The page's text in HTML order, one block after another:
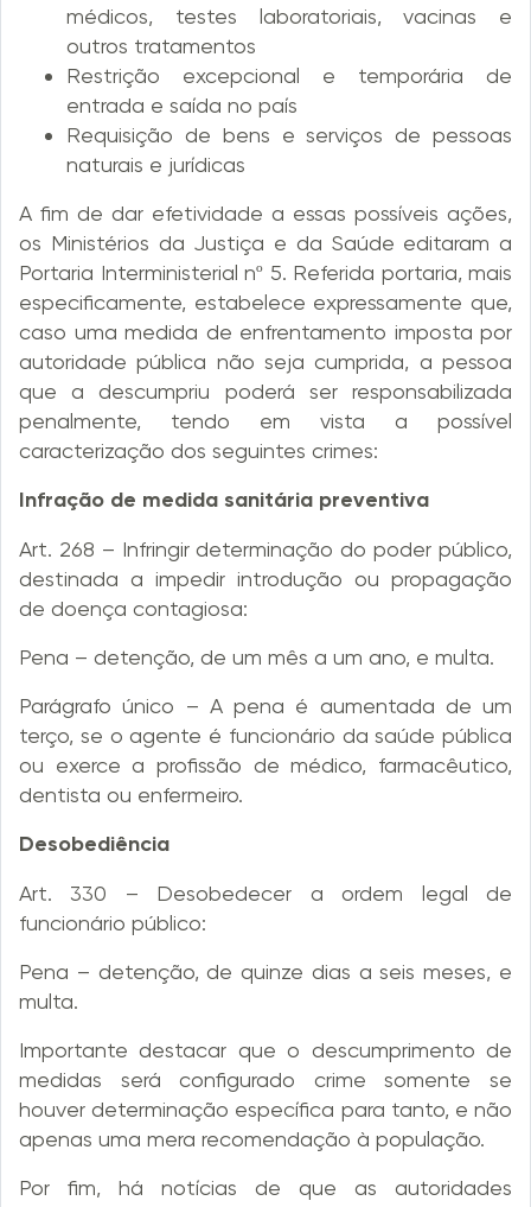
médicos, testes laboratoriais, vacinas e
outros tratamentos
Restrição excepcional e temporária de
entrada e saída no país
Requisição de bens e serviços de pessoas
naturais e jurídicas
A fim de dar efetividade a essas possíveis ações,
os Ministérios da Justiça e da Saúde editaram a
Portaria Interministerial nº 5. Referida portaria, mais
especificamente, estabelece expressamente que,
caso uma medida de enfrentamento imposta por
autoridade pública não seja cumprida, a pessoa
que a descumpriu poderá ser responsabilizada
penalmente, tendo em vista a possível
caracterização dos seguintes crimes:
Infração de medida sanitária preventiva
Art. 268 – Infringir determinação do poder público,
destinada a impedir introdução ou propagação
de doença contagiosa:
Pena – detenção, de um mês a um ano, e multa.
Parágrafo único – A pena é aumentada de um
terço, se o agente é funcionário da saúde pública
ou exerce a profissão de médico, farmacêutico,
dentista ou enfermeiro.
Desobediência
Art. 330 – Desobedecer a ordem legal de
funcionário público:
Pena – detenção, de quinze dias a seis meses, e
multa.
Importante destacar que o descumprimento de
medidas será configurado crime somente se
houver determinação específica para tanto, e não
apenas uma mera recomendação à população.
Por fim, há notícias de que as autoridades